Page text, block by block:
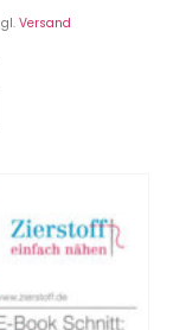
Versand